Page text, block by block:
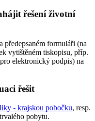
řešení životní
předepsaném formuláři (na
vytištěném tiskopisu, příp.
elektronický podpis) na
řešit
- krajskou pobočku, resp.
pobytu.